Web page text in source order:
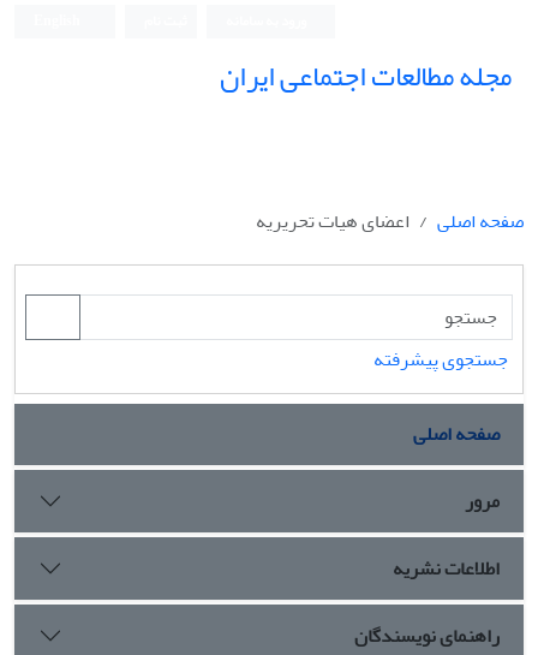
مجله مطالعات اجتماعی ایران
صفحه اصلی اعضای هیات تحریریه
جستجوی پیشرفته
صفحه اصلی
مرور
اطلاعات نشریه
راهنمای نویسندگان